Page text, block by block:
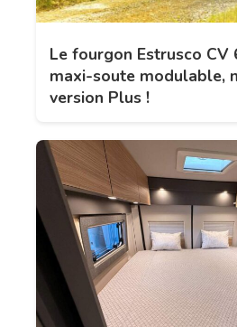
Le fourgon Estrusco CV
maxi-soute modulable,
version Plus !